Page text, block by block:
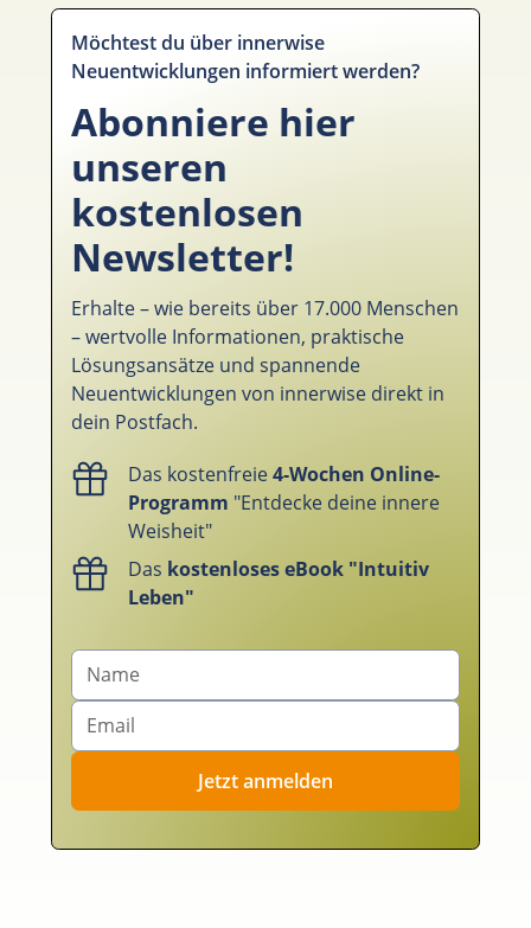
Möchtest du über innerwise
Neuentwicklungen informiert werden?
Abonniere hier
unseren
kostenlosen
Newsletter!
Erhalte – wie bereits über 17.000 Menschen
– wertvolle Informationen, praktische
Lösungsansätze und spannende
Neuentwicklungen von innerwise direkt in
dein Postfach.
Das kostenfreie4-Wochen Online-
Programm "Entdecke deine innere
Weisheit"
Das kostenloses eBook "Intuitiv
Leben"